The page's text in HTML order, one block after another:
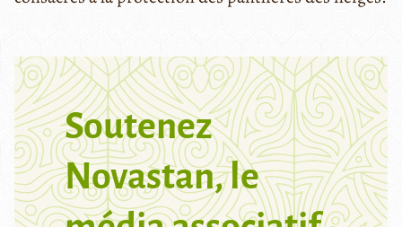
Soutenez
Novastan, le